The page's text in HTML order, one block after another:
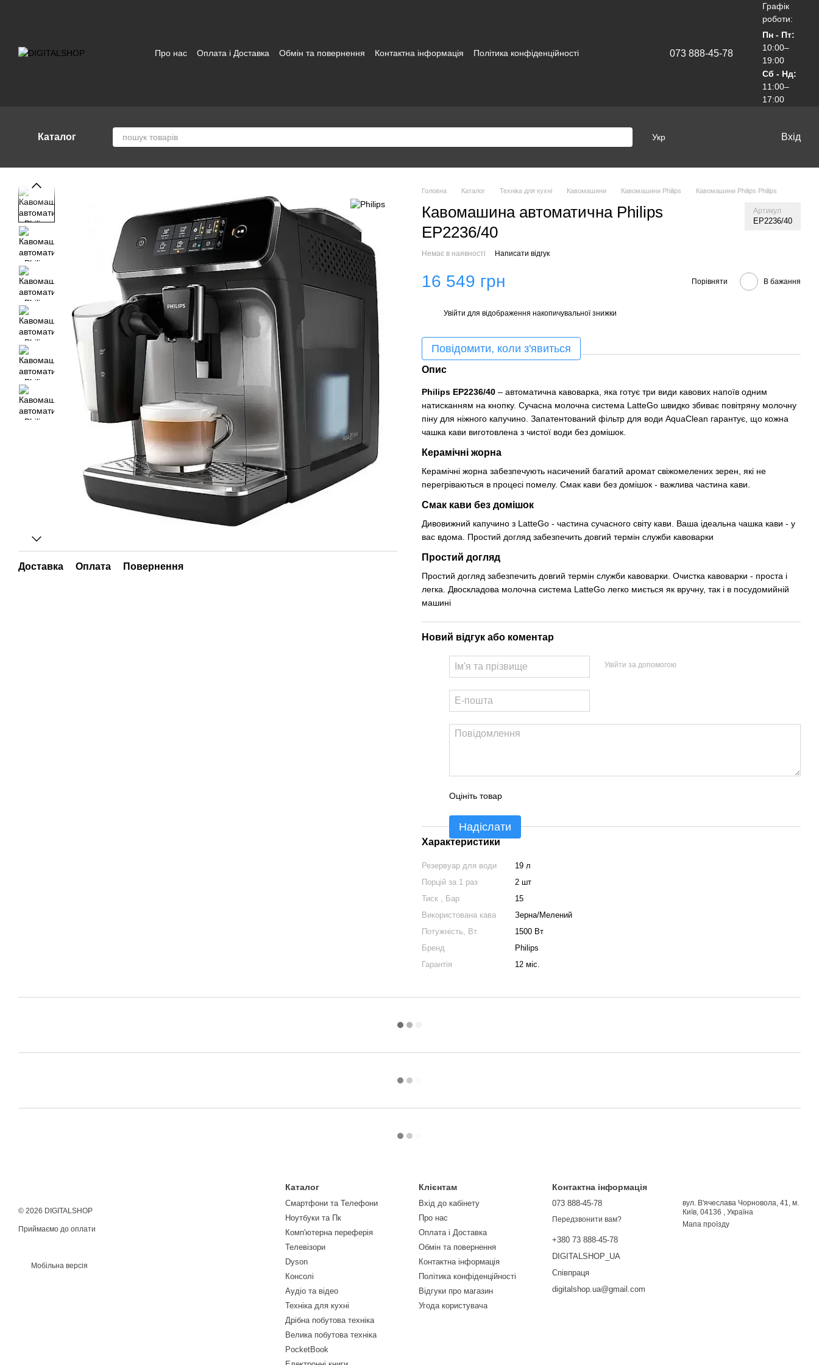
Про нас Оплата і Доставка Обмін та повернення Контактна інформація
Політика конфіденційності
073 888-45-78
Графік
роботи:
Пн - Пт:
10:00–
19:00
Сб - Нд:
11:00–
17:00
Каталог Укр Вхід
Доставка Оплата Повернення
Головна Каталог Техніка для кухні Кавомашини Кавомашини Philips Кавомашини Philips Philips
Кавомашина автоматична Philips
EP2236/40
Артикул
EP2236/40
Немає в наявності Написати відгук
16 549 грн Порівняти В бажання
Увійти для відображення накопичувальної знижки
Повідомити, коли з'явиться
Опис
Philips EP2236/40 – автоматична кавоварка, яка готує три види кавових напоїв одним
натисканням на кнопку. Сучасна молочна система LatteGo швидко збиває повітряну молочну
піну для ніжного капучино. Запатентований фільтр для води AquaClean гарантує, що кожна
чашка кави виготовлена ​​з чистої води без домішок.
Керамічні жорна
Керамічні жорна забезпечують насичений багатий аромат свіжомелених зерен, які не
перегріваються в процесі помелу. Смак кави без домішок - важлива частина кави.
Смак кави без домішок
Дивовижний капучино з LatteGo - частина сучасного світу кави. Ваша ідеальна чашка кави - у
вас вдома. Простий догляд забезпечить довгий термін служби кавоварки
Простий догляд
Простий догляд забезпечить довгий термін служби кавоварки. Очистка кавоварки - проста і
легка. Двоскладова молочна система LatteGo легко миється як вручну, так і в посудомийній
машині
Новий відгук або коментар
Увійти за допомогою
Оцініть товар
Надіслати
Характеристики
Резервуар для води
19 л
Порцій за 1 раз
2 шт
Тиск , Бар
15
Використована кава
Зерна/Мелений
Потужність, Вт
1500 Вт
Бренд
Philips
Гарантія
12 міс.
© 2026 DIGITALSHOP
Приймаємо до оплати
Мобільна версія
Каталог
Смартфони та Телефони
Ноутбуки та Пк
Комп'ютерна переферія
Телевізори
Dyson
Консолі
Аудіо та відео
Техніка для кухні
Дрібна побутова техніка
Велика побутова техніка
PocketBook
Клієнтам
Вхід до кабінету
Про нас
Оплата і Доставка
Обмін та повернення
Контактна інформація
Політика конфіденційності
Відгуки про магазин
Угода користувача
Контактна інформація
073 888-45-78
Передзвонити вам?
+380 73 888-45-78
DIGITALSHOP_UA
Співпраця
digitalshop.ua@gmail.com
вул. В'ячеслава Чорновола, 41, м.
Київ, 04136 , Україна
Мапа проїзду